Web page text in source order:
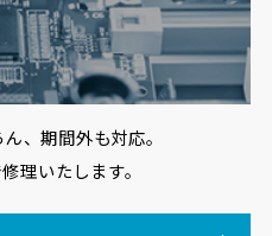
、期間外も対応。
理いたします。